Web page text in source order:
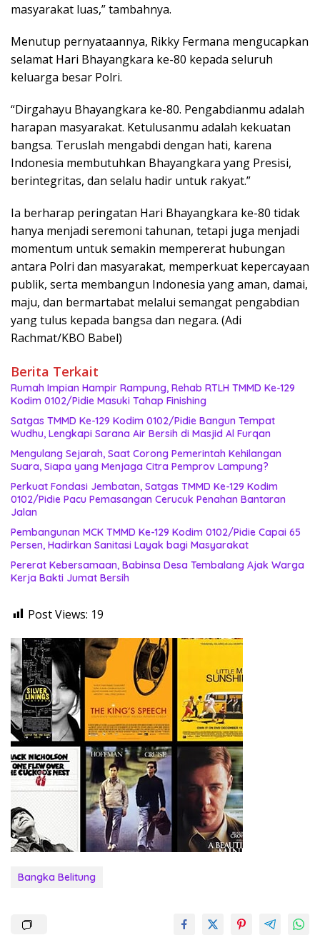
masyarakat luas,” tambahnya.
Menutup pernyataannya, Rikky Fermana mengucapkan
selamat Hari Bhayangkara ke-80 kepada seluruh
keluarga besar Polri.
“Dirgahayu Bhayangkara ke-80. Pengabdianmu adalah
harapan masyarakat. Ketulusanmu adalah kekuatan
bangsa. Teruslah mengabdi dengan hati, karena
Indonesia membutuhkan Bhayangkara yang Presisi,
berintegritas, dan selalu hadir untuk rakyat.”
Ia berharap peringatan Hari Bhayangkara ke-80 tidak
hanya menjadi seremoni tahunan, tetapi juga menjadi
momentum untuk semakin mempererat hubungan
antara Polri dan masyarakat, memperkuat kepercayaan
publik, serta membangun Indonesia yang aman, damai,
maju, dan bermartabat melalui semangat pengabdian
yang tulus kepada bangsa dan negara. (Adi
Rachmat/KBO Babel)
Berita Terkait
Rumah Impian Hampir Rampung, Rehab RTLH TMMD Ke-129
Kodim 0102/Pidie Masuki Tahap Finishing
Satgas TMMD Ke-129 Kodim 0102/Pidie Bangun Tempat
Wudhu, Lengkapi Sarana Air Bersih di Masjid Al Furqan
Mengulang Sejarah, Saat Corong Pemerintah Kehilangan
Suara, Siapa yang Menjaga Citra Pemprov Lampung?
Perkuat Fondasi Jembatan, Satgas TMMD Ke-129 Kodim
0102/Pidie Pacu Pemasangan Cerucuk Penahan Bantaran
Jalan
Pembangunan MCK TMMD Ke-129 Kodim 0102/Pidie Capai 65
Persen, Hadirkan Sanitasi Layak bagi Masyarakat
Pererat Kebersamaan, Babinsa Desa Tembalang Ajak Warga
Kerja Bakti Jumat Bersih
Post Views: 19
Bangka Belitung